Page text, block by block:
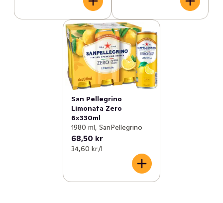
San Pellegrino
Limonata Zero
6x330ml
1980 ml, SanPellegrino
68,50 kr
34,60 kr /l